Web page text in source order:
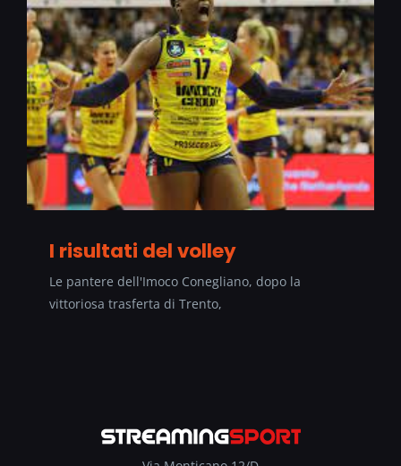
I risultati del volley
Le pantere dell'Imoco Conegliano, dopo la
vittoriosa trasferta di Trento,